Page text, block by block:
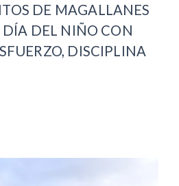
DE MAGALLANES
DÍA DEL NIÑO CON
DISCIPLINA